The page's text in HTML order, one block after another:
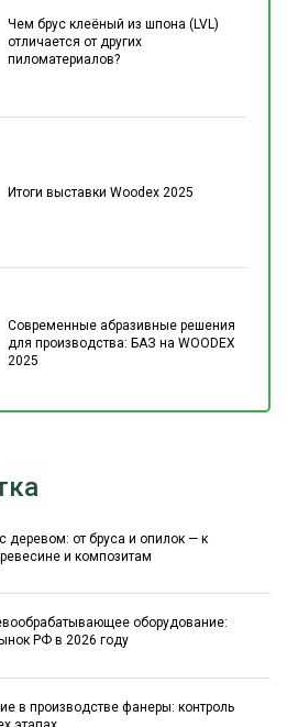
Чем брус клеёный из шпона (LVL)
отличается от других
пиломатериалов?
Итоги выставки Woodex 2025
Современные абразивные решения
для производства: БАЗ на WOODEX
2025
деревом: от бруса и опилок — к
и композитам
оборудование:
РФ в 2026 году
в производстве фанеры: контроль